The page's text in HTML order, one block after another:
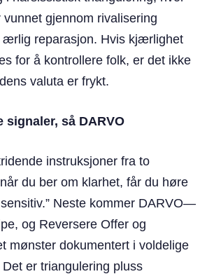
vunnet gjennom rivalisering
ærlig reparasjon. Hvis kjærlighet
for å kontrollere folk, er det ikke
valuta er frykt.
signaler, så DARVO
instruksjoner fra to
du ber om klarhet, får du høre
Neste kommer DARVO—
og Reversere Offer og
mønster dokumentert i voldelige
er triangulering pluss